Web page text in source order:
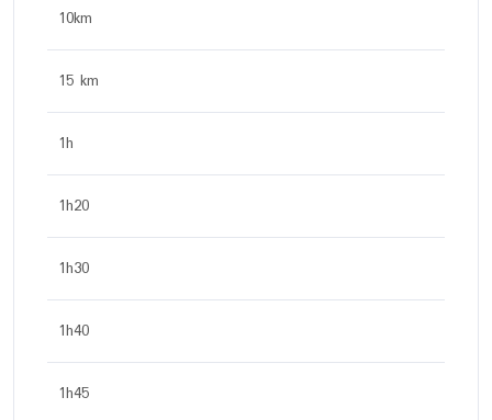
10km
15 km
1h
1h20
1h30
1h40
1h45